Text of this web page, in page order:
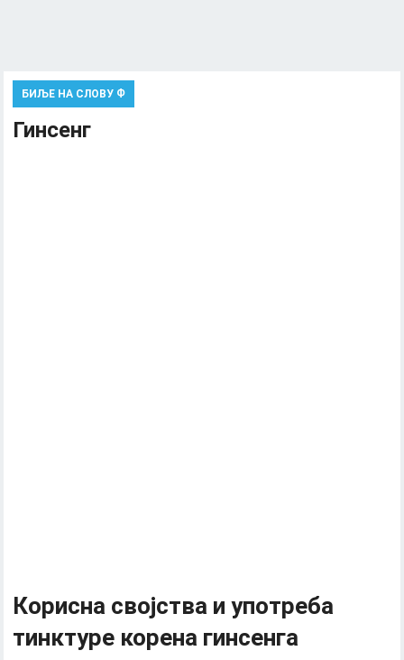
БИЉЕ НА СЛОВУ Ф
Гинсенг
Корисна својства и употреба
тинктуре корена гинсенга